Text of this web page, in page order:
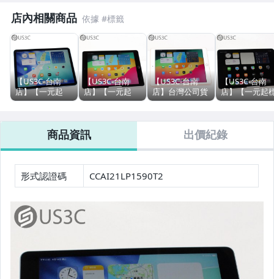
液晶顯示器
筆記型電腦 (MacBook Pro 13 &14吋)
筆記型電腦 (MacBook Pro 15 &16吋)
筆記型電腦 (MSI)
筆記型電腦 (Microsoft Surface系列)
運動&智慧手錶 (Apple Watch)
運動&智慧手錶 (GARMIN)
智慧手機 (Samsung)
智慧手機 (其他品牌)
平板電腦 (iPad & Apple Pencil)
店內相關商品
【US3C-台南
店】【一元起
標】台灣公司貨
M1 64G WiFi
10.9吋 藍色 人
物居中模式 M1
晶片 二手平板
【US3C-台南
店】【一元起
標】台灣公司貨
128G WiFi 9.7吋
太空灰 800萬畫
素相機 AR體驗
二手平板
【US3C-台南
店】台灣公司貨
Apple iPad 8
10.2吋A12仿生
晶片 Retina顯示
器 二手平板
Ucare保固3個月
【US3C-台南
店】【一元起
故障機】台灣
Air 5 M1 64G
WiFi 10.9吋 星
M1晶片 人物居
中模式 二手平
商品資訊 出價紀錄
形式認證碼 CCAI21LP1590T2